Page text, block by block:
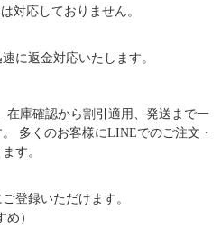
対応しておりません。
に返金対応いたします。
在庫確認から割引適用、発送まで一
多くのお客様にLINEでのご注文・
す。
登録いただけます。
）